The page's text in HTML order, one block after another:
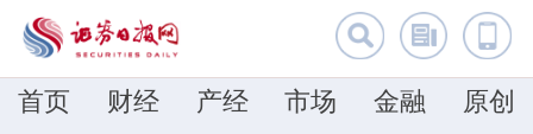
首页 财经 产经 市场 金融
原创